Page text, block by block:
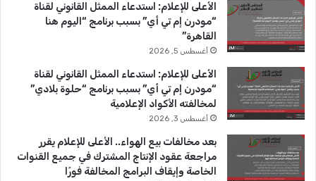
و
ك
T
u
b
e
ق
ا
م
الأعلى للإعلام: استدعاء الممثل القانوني لقناة
“مودرن إم تي أي” بسبب برنامج “اليوم هنا
القاهرة”
أغسطس 5, 2026
الأعلى للإعلام: استدعاء الممثل القانوني لقناة
“مودرن إم تي أي” بسبب برنامج “حلوة بلادي”
لمخالفته الأكواد الإعلامية
أغسطس 3, 2026
بعد مخالفات بيع الهواء.. الأعلى للإعلام يقرر
مراجعة عقود الإنتاج المشترك في جميع القنوات
الخاصة وإيقاف البرامج المخالفة فورًا